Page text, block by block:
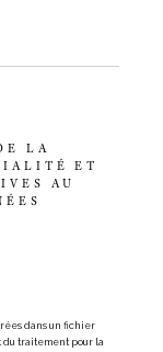
LA
ET
AU
dans un fichier
du traitement pour la